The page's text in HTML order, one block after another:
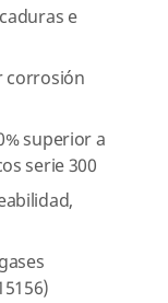
e
corrosión
superior a
serie 300